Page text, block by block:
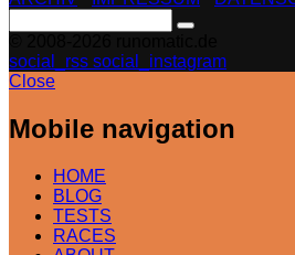
for:
social_rss social_instagram
Close
Mobile navigation
HOME
BLOG
TESTS
RACES